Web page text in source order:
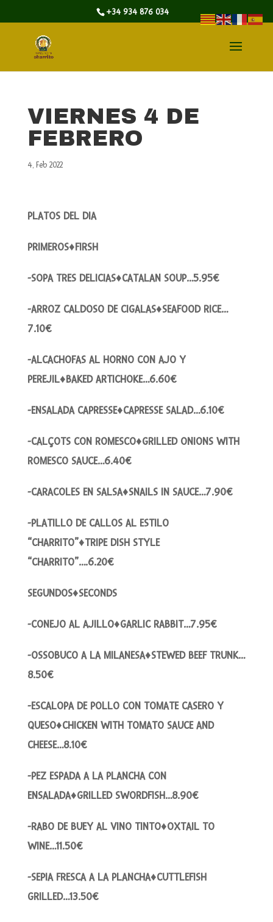
+34 934 876 034
VIERNES 4 DE
FEBRERO
4, Feb 2022
PLATOS DEL DIA
PRIMEROS♦FIRSH
-SOPA TRES DELICIAS♦CATALAN SOUP…5.95€
-ARROZ CALDOSO DE CIGALAS♦SEAFOOD RICE…
7.10€
-ALCACHOFAS AL HORNO CON AJO Y
PEREJIL♦BAKED ARTICHOKE…6.60€
-ENSALADA CAPRESSE♦CAPRESSE SALAD…6.10€
-CALÇOTS CON ROMESCO♦GRILLED ONIONS WITH
ROMESCO SAUCE…6.40€
-CARACOLES EN SALSA♦SNAILS IN SAUCE…7.90€
-PLATILLO DE CALLOS AL ESTILO
“CHARRITO”♦TRIPE DISH STYLE
“CHARRITO”….6.20€
SEGUNDOS♦SECONDS
-CONEJO AL AJILLO♦GARLIC RABBIT…7.95€
-OSSOBUCO A LA MILANESA♦STEWED BEEF TRUNK…
8.50€
-ESCALOPA DE POLLO CON TOMATE CASERO Y
QUESO♦CHICKEN WITH TOMATO SAUCE AND
CHEESE…8.10€
-PEZ ESPADA A LA PLANCHA CON
ENSALADA♦GRILLED SWORDFISH…8.90€
-RABO DE BUEY AL VINO TINTO♦OXTAIL TO
WINE…11.50€
-SEPIA FRESCA A LA PLANCHA♦CUTTLEFISH
GRILLED…13.50€